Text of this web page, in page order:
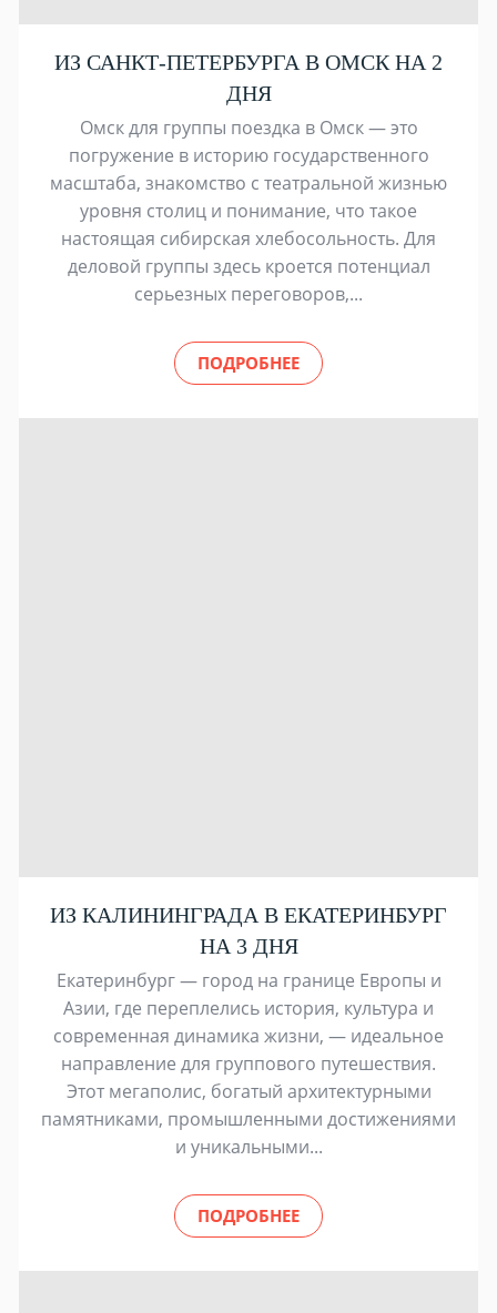
ИЗ САНКТ-ПЕТЕРБУРГА В ОМСК НА 2
ДНЯ
Омск для группы поездка в Омск — это
погружение в историю государственного
масштаба, знакомство с театральной жизнью
уровня столиц и понимание, что такое
настоящая сибирская хлебосольность. Для
деловой группы здесь кроется потенциал
серьезных переговоров,...
ПОДРОБНЕЕ
ИЗ КАЛИНИНГРАДА В ЕКАТЕРИНБУРГ
НА 3 ДНЯ
Екатеринбург — город на границе Европы и
Азии, где переплелись история, культура и
современная динамика жизни, — идеальное
направление для группового путешествия.
Этот мегаполис, богатый архитектурными
памятниками, промышленными достижениями
и уникальными...
ПОДРОБНЕЕ